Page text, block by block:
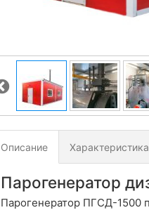
Описание Характеристика
Парогенератор
Парогенератор ПГСД-1500